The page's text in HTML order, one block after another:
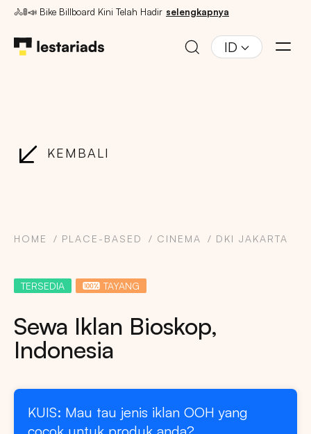
🚴🚦📣 Bike Billboard Kini Telah Hadir selengkapnya
ID
KEMBALI
HOME PLACE-BASED CINEMA DKI JAKARTA
TERSEDIA TAYANG
Sewa Iklan Bioskop,
Indonesia
KUIS: Mau tau jenis iklan OOH yang